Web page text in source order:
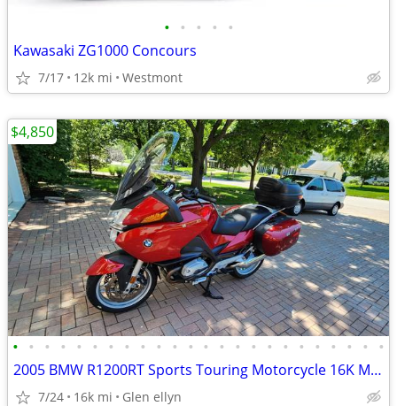
• • • • •
Kawasaki ZG1000 Concours
7/17 12k mi Westmont
• • • • • • • • • • • • • • • • • • • • • • • •
2005 BMW R1200RT Sports Touring Motorcycle 16K Miles New Tires Options
7/24 16k mi Glen ellyn
$4,850